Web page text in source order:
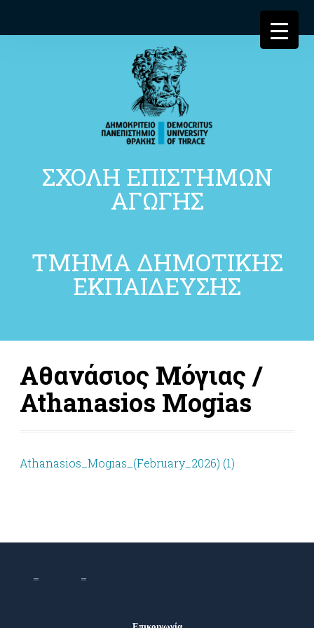
ΣΧΟΛΗ ΕΠΙΣΤΗΜΩΝ
ΑΓΩΓΗΣ
ΤΜΗΜΑ ΔΗΜΟΤΙΚΗΣ
ΕΚΠΑΙΔΕΥΣΗΣ
Αθανάσιος Μόγιας /
Athanasios Mogias
Athanasios_Mogias_(February_2026) (1)